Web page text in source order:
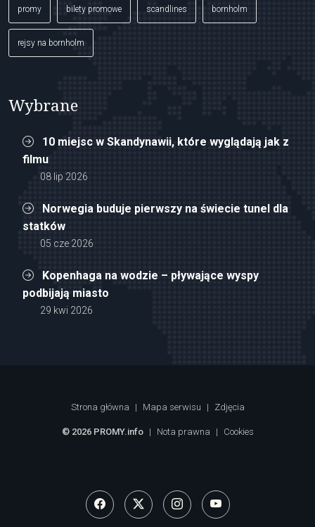
promy bilety promowe scandlines bornholm
rejsy na bornholm
Wybrane
10 miejsc w Skandynawii, które wyglądają jak z
filmu
08 lip 2026
Norwegia buduje pierwszy na świecie tunel dla
statków
05 cze 2026
Kopenhaga na wodzie – pływające wyspy
podbijają miasto
29 kwi 2026
Strona główna | Mapa serwisu | Zdjęcia
© 2026 PROMY.info | Nota prawna | Cookies